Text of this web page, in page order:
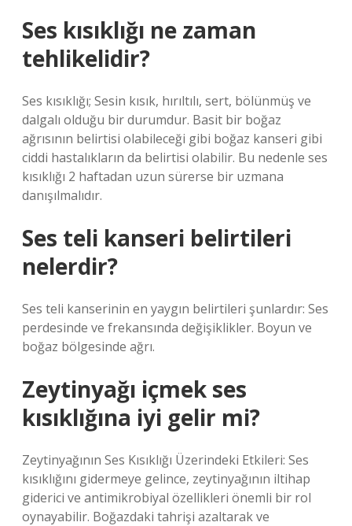
Ses kısıklığı ne zaman
tehlikelidir?
Ses kısıklığı; Sesin kısık, hırıltılı, sert, bölünmüş ve
dalgalı olduğu bir durumdur. Basit bir boğaz
ağrısının belirtisi olabileceği gibi boğaz kanseri gibi
ciddi hastalıkların da belirtisi olabilir. Bu nedenle ses
kısıklığı 2 haftadan uzun sürerse bir uzmana
danışılmalıdır.
Ses teli kanseri belirtileri
nelerdir?
Ses teli kanserinin en yaygın belirtileri şunlardır: Ses
perdesinde ve frekansında değişiklikler. Boyun ve
boğaz bölgesinde ağrı.
Zeytinyağı içmek ses
kısıklığına iyi gelir mi?
Zeytinyağının Ses Kısıklığı Üzerindeki Etkileri: Ses
kısıklığını gidermeye gelince, zeytinyağının iltihap
giderici ve antimikrobiyal özellikleri önemli bir rol
oynayabilir. Boğazdaki tahrişi azaltarak ve